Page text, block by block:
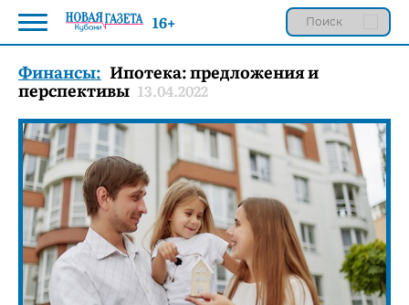
Финансы: Ипотека: предложения и
перспективы 13.04.2022
16+